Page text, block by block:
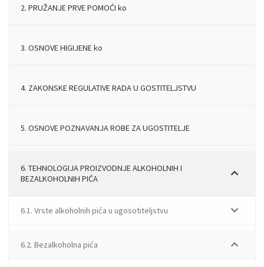
2. PRUŽANJE PRVE POMOĆI ko
3. OSNOVE HIGIJENE ko
4. ZAKONSKE REGULATIVE RADA U GOSTITELJSTVU
5. OSNOVE POZNAVANJA ROBE ZA UGOSTITELJE
6. TEHNOLOGIJA PROIZVODNJE ALKOHOLNIH I
BEZALKOHOLNIH PIĆA
6.1. Vrste alkoholnih pića u ugosotiteljstvu
6.2. Bezalkoholna pića